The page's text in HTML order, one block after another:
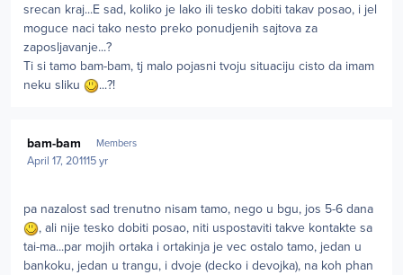
srecan kraj...E sad, koliko je lako ili tesko dobiti takav posao, i jel
moguce naci tako nesto preko ponudjenih sajtova za
zaposljavanje...?
Ti si tamo bam-bam, tj malo pojasni tvoju situaciju cisto da imam
neku sliku
...?!
bam-bam Members
April 17, 201115 yr
pa nazalost sad trenutno nisam tamo, nego u bgu, jos 5-6 dana
, ali nije tesko dobiti posao, niti uspostaviti takve kontakte sa
tai-ma...par mojih ortaka i ortakinja je vec ostalo tamo, jedan u
bankoku, jedan u trangu, i dvoje (decko i devojka), na koh phan